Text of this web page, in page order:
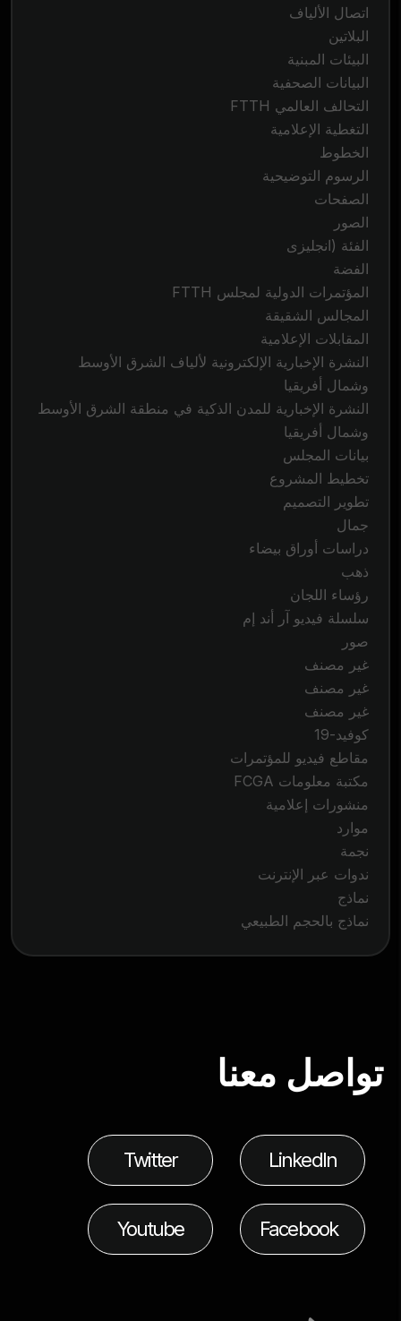
اتصال الألياف
البلاتين
البيئات المبنية
البيانات الصحفية
التحالف العالمي FTTH
التغطية الإعلامية
الخطوط
الرسوم التوضيحية
الصفحات
الصور
الفئة (انجليزى
الفضة
المؤتمرات الدولية لمجلس FTTH
المجالس الشقيقة
المقابلات الإعلامية
النشرة الإخبارية الإلكترونية لألياف الشرق الأوسط
وشمال أفريقيا
النشرة الإخبارية للمدن الذكية في منطقة الشرق الأوسط
وشمال أفريقيا
بيانات المجلس
تخطيط المشروع
تطوير التصميم
جمال
دراسات أوراق بيضاء
ذهب
رؤساء اللجان
سلسلة فيديو آر أند إم
صور
غير مصنف
غير مصنف
غير مصنف
كوفيد-19
مقاطع فيديو للمؤتمرات
مكتبة معلومات FCGA
منشورات إعلامية
موارد
نجمة
ندوات عبر الإنترنت
نماذج
نماذج بالحجم الطبيعي
تواصل معنا
LinkedIn
Twitter
Facebook
Youtube